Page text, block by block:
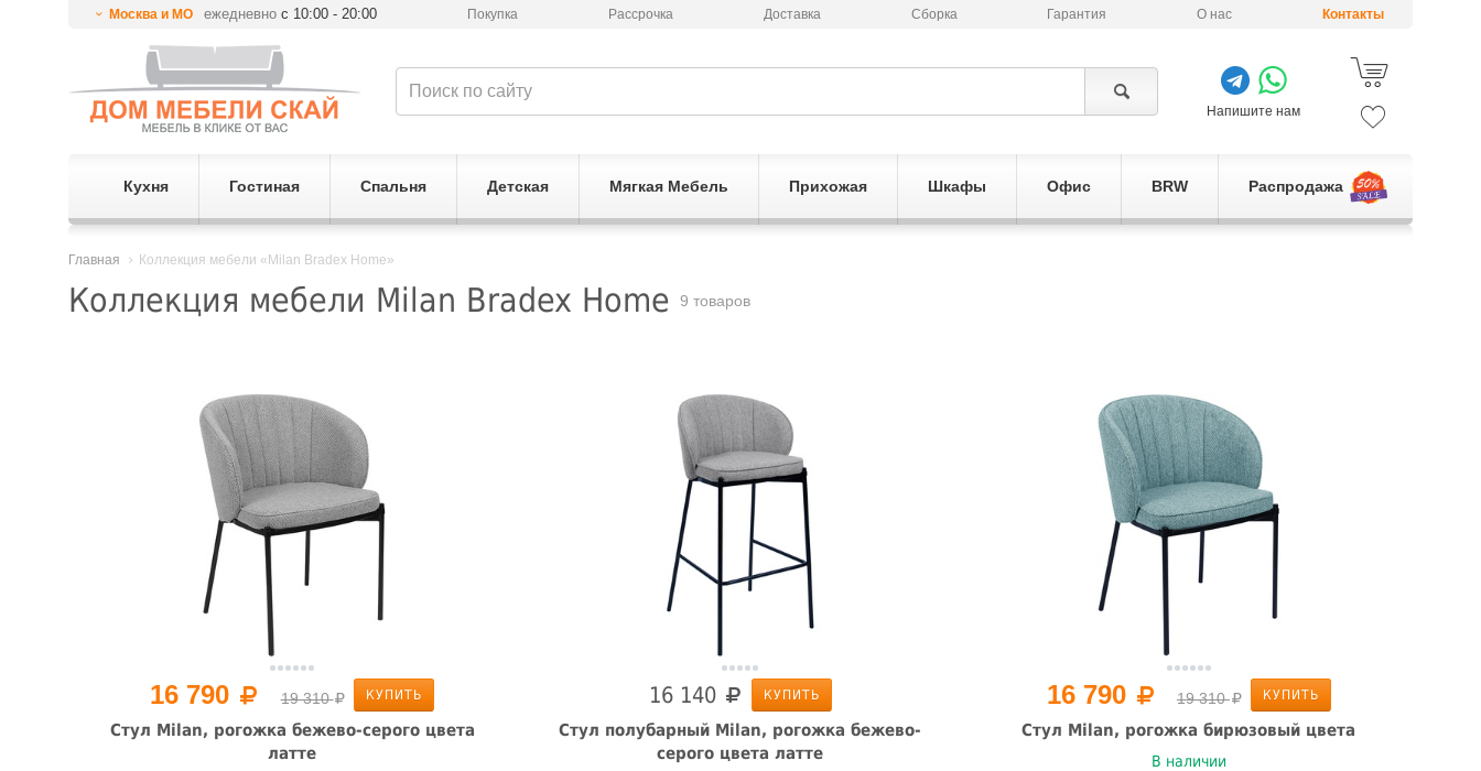
Москва и МО ежедневнос 10:00 - 20:00 Покупка Рассрочка Доставка Сборка Гарантия О нас Контакты
Напишите нам
Кухня Гостиная Спальня Детская Мягкая Мебель Прихожая Шкафы Офис BRW Распродажа
Главная Коллекция мебели «Milan Bradex Home»
Коллекция мебели Milan Bradex Home 9 товаров
16 790 19 310 КУПИТЬ
Стул Milan, рогожка бежево-серого цвета
латте
16 140 КУПИТЬ
Стул полубарный Milan, рогожка бежево-
серого цвета латте
16 790 19 310 КУПИТЬ
Стул Milan, рогожка бирюзовый цвета
В наличии